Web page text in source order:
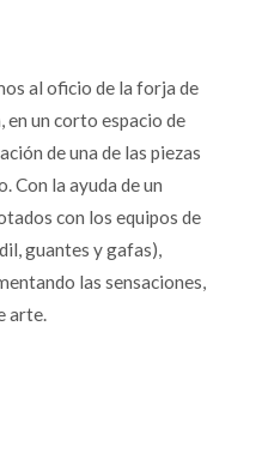
al oficio de la forja de
en un corto espacio de
de una de las piezas
Con la ayuda de un
con los equipos de
guantes y gafas),
las sensaciones,
arte.